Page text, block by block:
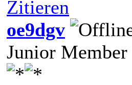
Zitieren
oe9dgv
Junior Member